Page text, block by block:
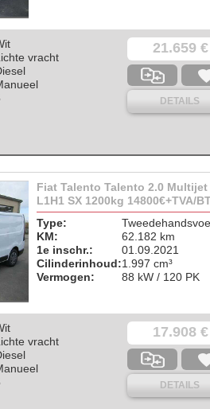
21.659 €
DETAILS
vracht
Fiat Talento Talento 2.0 Multijet
L1H1 SX 1200kg 14800€+TVA/
Type:
KM:
62.182 km
1e inschr.:
01.09.2021
Cilinderinhoud:1.997 cm³
Vermogen:
88 kW / 120 PK
17.908 €
DETAILS
vracht